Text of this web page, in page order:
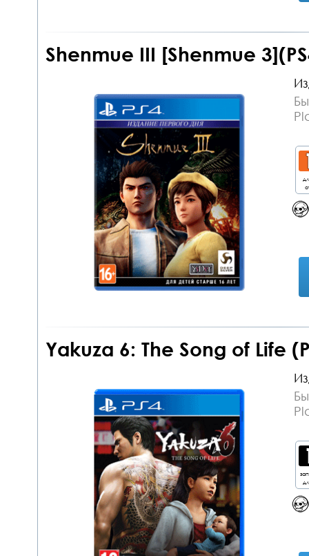
Shenmue III [Shenmue
Yakuza 6: The Song of Life